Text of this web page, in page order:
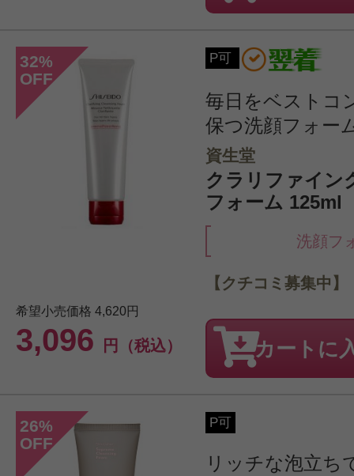
32%
OFF
P可
毎日をベストコ
保つ洗顔フォー
資生堂
クラリファイン
フォーム 125ml
洗顔フ
希望小売価格 4,620円
3,096 円（税込）
【クチコミ募集中】
カートに
26%
OFF
P可
リッチな泡立ち